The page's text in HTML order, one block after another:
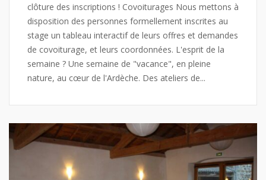
clôture des inscriptions ! Covoiturages Nous mettons à
disposition des personnes formellement inscrites au
stage un tableau interactif de leurs offres et demandes
de covoiturage, et leurs coordonnées. L'esprit de la
semaine ? Une semaine de "vacance", en pleine
nature, au cœur de l'Ardèche. Des ateliers de...